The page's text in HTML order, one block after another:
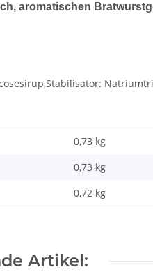
aromatischen
0,73 kg
0,73 kg
0,72 kg
Artikel: